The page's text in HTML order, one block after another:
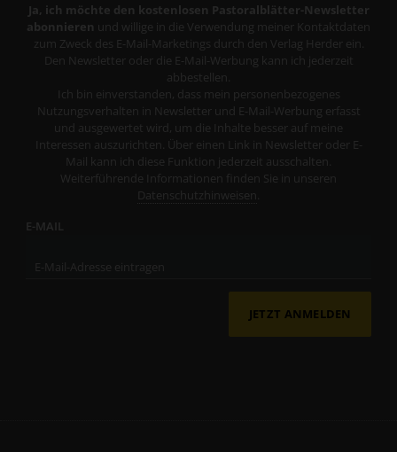
Ja, ich möchte den kostenlosen Pastoralblätter-Newsletter
abonnieren und willige in die Verwendung meiner Kontaktdaten
zum Zweck des E-Mail-Marketings durch den Verlag Herder ein.
Den Newsletter oder die E-Mail-Werbung kann ich jederzeit
abbestellen.
Ich bin einverstanden, dass mein personenbezogenes
Nutzungsverhalten in Newsletter und E-Mail-Werbung erfasst
und ausgewertet wird, um die Inhalte besser auf meine
Interessen auszurichten. Über einen Link in Newsletter oder E-
Mail kann ich diese Funktion jederzeit ausschalten.
Weiterführende Informationen finden Sie in unseren
Datenschutzhinweisen
E-MAIL
JETZT ANMELDEN